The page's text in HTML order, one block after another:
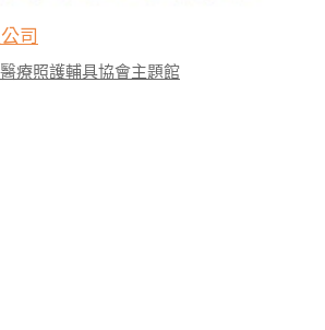
司
療照護輔具協會主題館